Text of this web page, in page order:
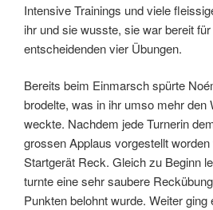
Intensive Trainings und viele
ihr und sie wusste, sie war bereit
entscheidenden vier Übungen.
Bereits beim Einmarsch spürte
brodelte, was in ihr umso mehr den
weckte. Nachdem jede Turnerin
grossen Applaus vorgestellt
Startgerät Reck. Gleich zu Beginn
turnte eine sehr saubere
Punkten belohnt wurde. Weiter